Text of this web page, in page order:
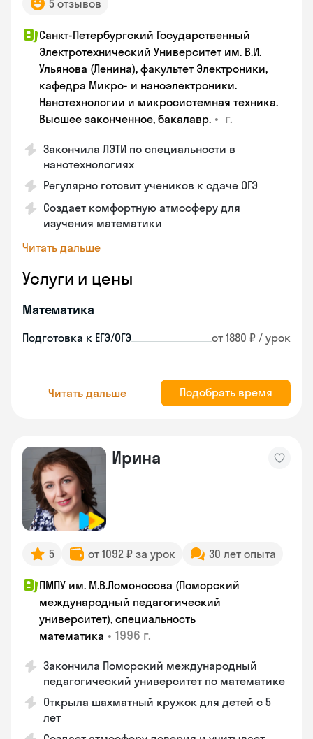
5 отзывов
Санкт-Петербургский Государственный
Электротехнический Университет им. В.И.
Ульянова (Ленина), факультет Электроники,
кафедра Микро- и наноэлектроники.
Нанотехнологии и микросистемная техника.
Высшее законченное, бакалавр. • г.
Закончила ЛЭТИ по специальности в
нанотехнологиях
Регулярно готовит учеников к сдаче ОГЭ
Создает комфортную атмосферу для
изучения математики
Читать дальше
Услуги и цены
Математика
Подготовка к ЕГЭ/ОГЭ от 1880 ₽ / урок
Читать дальше Подобрать время
Ирина
5 от 1092 ₽ за урок 30 лет опыта
ПМПУ им. М.В.Ломоносова (Поморский
международный педагогический
университет), специальность
математика • 1996 г.
Закончила Поморский международный
педагогический университет по математике
Открыла шахматный кружок для детей с 5
лет